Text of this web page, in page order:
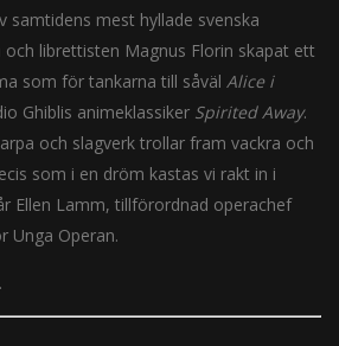
samtidens mest hyllade svenska
librettisten Magnus Florin skapat ett
som för tankarna till såväl Alice i
Ghiblis animeklassiker Spirited Away.
och slagverk trollar fram vackra och
som i en dröm kastas vi rakt in i
Ellen Lamm, tillförordnad operachef
Unga Operan.